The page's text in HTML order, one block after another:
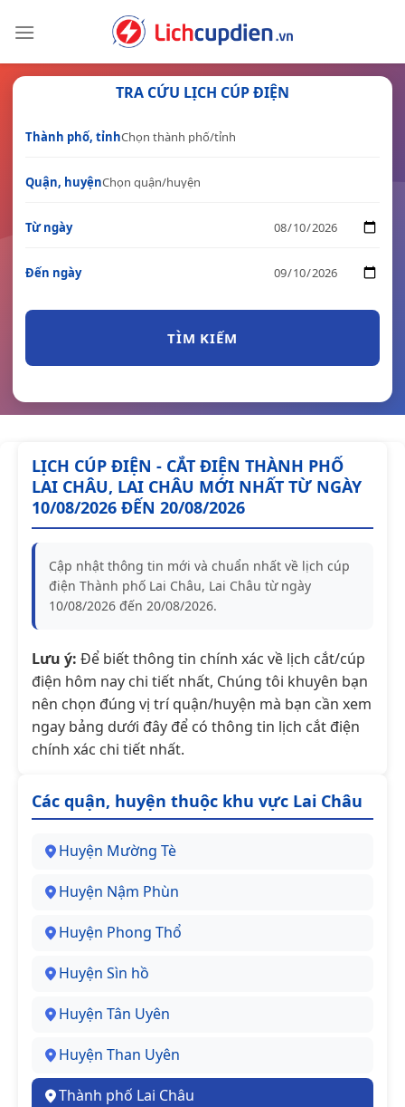
TRA CỨU LỊCH CÚP ĐIỆN
Thành phố, tỉnh
Quận, huyện
Từ ngày
Đến ngày
TÌM KIẾM
LỊCH CÚP ĐIỆN - CẮT ĐIỆN THÀNH PHỐ
LAI CHÂU, LAI CHÂU MỚI NHẤT TỪ NGÀY
10/08/2026 ĐẾN 20/08/2026
Cập nhật thông tin mới và chuẩn nhất về lịch cúp
điện Thành phố Lai Châu, Lai Châu từ ngày
10/08/2026 đến 20/08/2026.
Lưu ý: Để biết thông tin chính xác về lịch cắt/cúp
điện hôm nay chi tiết nhất, Chúng tôi khuyên bạn
nên chọn đúng vị trí quận/huyện mà bạn cần xem
ngay bảng dưới đây để có thông tin lịch cắt điện
chính xác chi tiết nhất.
Các quận, huyện thuộc khu vực Lai Châu
Huyện Mường Tè
Huyện Nậm Phùn
Huyện Phong Thổ
Huyện Sìn hồ
Huyện Tân Uyên
Huyện Than Uyên
Thành phố Lai Châu